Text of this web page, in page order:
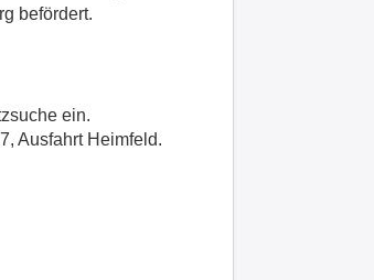
befördert.
ein.
Ausfahrt Heimfeld.